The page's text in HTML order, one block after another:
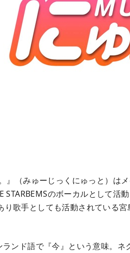
』（みゅーじっくにゅっと）は
STARBEMSのボーカルとして活
り歌手としても活動されている
ランド語で『今』という意味。